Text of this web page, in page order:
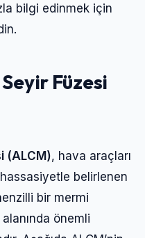
bilgi edinmek için
Füzesi
(ALCM), hava araçları
belirlenen
bir mermi
önemli